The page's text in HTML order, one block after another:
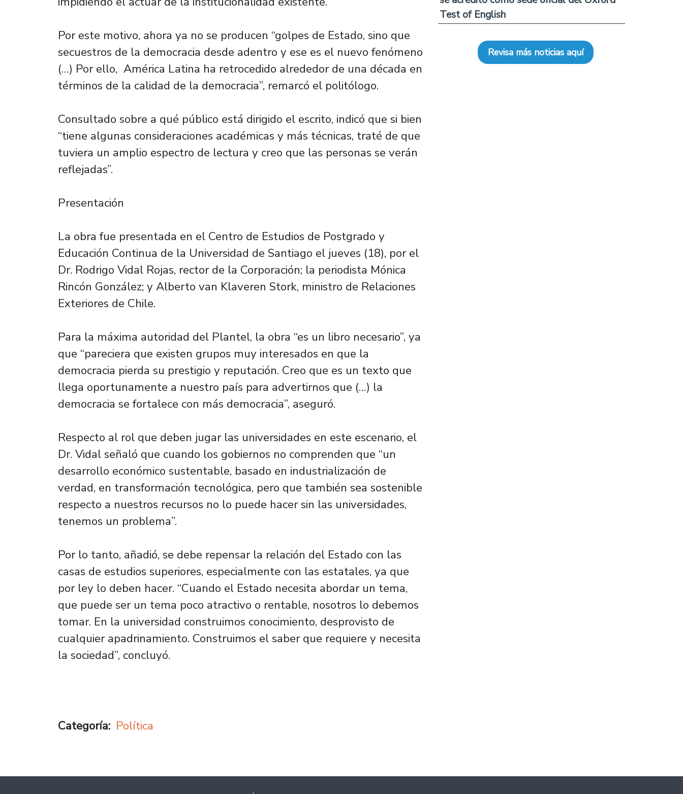
Por este motivo, ahora ya no se producen “golpes de Estado, sino que
secuestros de la democracia desde adentro y ese es el nuevo fenómeno
(…) Por ello, América Latina ha retrocedido alrededor de una década en
términos de la calidad de la democracia”, remarcó el politólogo.
Consultado sobre a qué público está dirigido el escrito, indicó que si bien
“tiene algunas consideraciones académicas y más técnicas, traté de que
tuviera un amplio espectro de lectura y creo que las personas se verán
reflejadas”.
Presentación
La obra fue presentada en el Centro de Estudios de Postgrado y
Educación Continua de la Universidad de Santiago el jueves (18), por el
Dr. Rodrigo Vidal Rojas, rector de la Corporación; la periodista Mónica
Rincón González; y Alberto van Klaveren Stork, ministro de Relaciones
Exteriores de Chile.
Para la máxima autoridad del Plantel, la obra “es un libro necesario”, ya
que “pareciera que existen grupos muy interesados en que la
democracia pierda su prestigio y reputación. Creo que es un texto que
llega oportunamente a nuestro país para advertirnos que (…) la
democracia se fortalece con más democracia”, aseguró.
Respecto al rol que deben jugar las universidades en este escenario, el
Dr. Vidal señaló que cuando los gobiernos no comprenden que “un
desarrollo económico sustentable, basado en industrialización de
verdad, en transformación tecnológica, pero que también sea sostenible
respecto a nuestros recursos no lo puede hacer sin las universidades,
tenemos un problema”.
Por lo tanto, añadió, se debe repensar la relación del Estado con las
casas de estudios superiores, especialmente con las estatales, ya que
por ley lo deben hacer. “Cuando el Estado necesita abordar un tema,
que puede ser un tema poco atractivo o rentable, nosotros lo debemos
tomar. En la universidad construimos conocimiento, desprovisto de
cualquier apadrinamiento. Construimos el saber que requiere y necesita
la sociedad”, concluyó.
Categoría Política
Test of English
Revisa más noticias aquí